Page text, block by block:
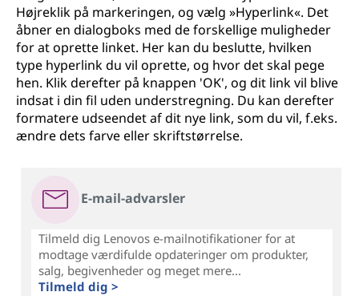
Højreklik på markeringen, og vælg »Hyperlink«. Det
åbner en dialogboks med de forskellige muligheder
for at oprette linket. Her kan du beslutte, hvilken
type hyperlink du vil oprette, og hvor det skal pege
hen. Klik derefter på knappen 'OK', og dit link vil blive
indsat i din fil uden understregning. Du kan derefter
formatere udseendet af dit nye link, som du vil, f.eks.
ændre dets farve eller skriftstørrelse.
E-mail-advarsler
Tilmeld dig Lenovos e-mailnotifikationer for at
modtage værdifulde opdateringer om produkter,
salg, begivenheder og meget mere...
Tilmeld dig >